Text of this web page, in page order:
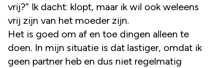
vrij?” Ik dacht: klopt, maar ik wil ook weleens
vrij zijn van het moeder zijn.
Het is goed om af en toe dingen alleen te
doen. In mijn situatie is dat lastiger, omdat ik
geen partner heb en dus niet regelmatig